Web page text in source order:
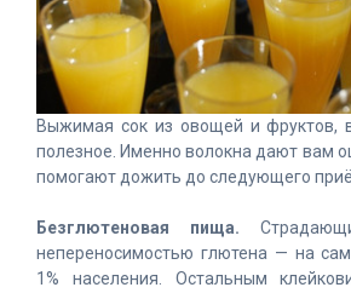
Выжимая сок из овощей и фруктов,
полезное. Именно волокна дают вам
помогают дожить до следующего
Безглютеновая пища.
непереносимостью глютена — на
1% населения. Остальным